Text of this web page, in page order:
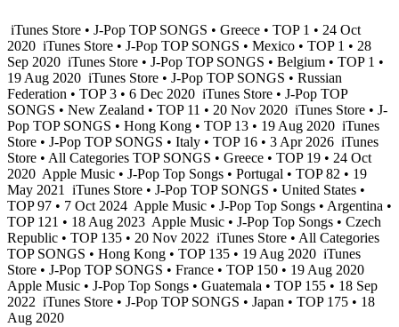
iTunes Store • J-Pop TOP SONGS • Greece • TOP 1 • 24 Oct
2020 iTunes Store • J-Pop TOP SONGS • Mexico • TOP 1 • 28
Sep 2020 iTunes Store • J-Pop TOP SONGS • Belgium • TOP 1 •
19 Aug 2020 iTunes Store • J-Pop TOP SONGS • Russian
Federation • TOP 3 • 6 Dec 2020 iTunes Store • J-Pop TOP
SONGS • New Zealand • TOP 11 • 20 Nov 2020 iTunes Store • J-
Pop TOP SONGS • Hong Kong • TOP 13 • 19 Aug 2020 iTunes
Store • J-Pop TOP SONGS • Italy • TOP 16 • 3 Apr 2026 iTunes
Store • All Categories TOP SONGS • Greece • TOP 19 • 24 Oct
2020 Apple Music • J-Pop Top Songs • Portugal • TOP 82 • 19
May 2021 iTunes Store • J-Pop TOP SONGS • United States •
TOP 97 • 7 Oct 2024 Apple Music • J-Pop Top Songs • Argentina •
TOP 121 • 18 Aug 2023 Apple Music • J-Pop Top Songs • Czech
Republic • TOP 135 • 20 Nov 2022 iTunes Store • All Categories
TOP SONGS • Hong Kong • TOP 135 • 19 Aug 2020 iTunes
Store • J-Pop TOP SONGS • France • TOP 150 • 19 Aug 2020
Apple Music • J-Pop Top Songs • Guatemala • TOP 155 • 18 Sep
2022 iTunes Store • J-Pop TOP SONGS • Japan • TOP 175 • 18
Aug 2020